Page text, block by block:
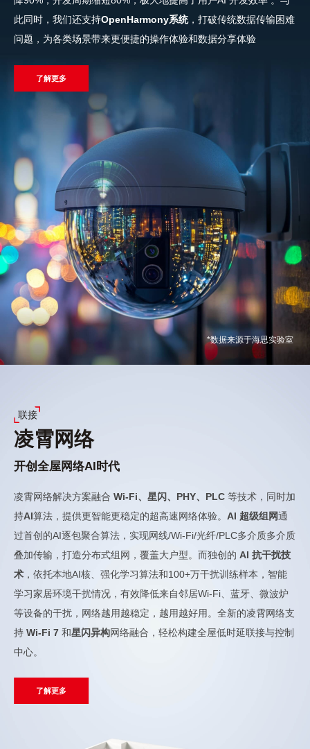
此同时，我们还支持OpenHarmony系统，打破传统数据传输困难
问题，为各类场景带来更便捷的操作体验和数据分享体验
了解更多
*数据来源于海思实验室
联接
凌霄网络
开创全屋网络AI时代
凌霄网络解决方案融合Wi-Fi、星闪、PHY、PLC 等技术，同时加
持AI算法，提供更智能更稳定的超高速网络体验。AI 超级组网通
过首创的AI逐包聚合算法，实现网线/Wi-Fi/光纤/PLC多介质多介质
叠加传输，打造分布式组网，覆盖大户型。而独创的AI 抗干扰技
术 ，依托本地AI核、强化学习算法和100+万干扰训练样本，智能
学习家居环境干扰情况，有效降低来自邻居Wi-Fi、蓝牙、微波炉
等设备的干扰，网络越用越稳定，越用越好用。全新的凌霄网络支
持Wi-Fi 7 和星闪异构网络融合，轻松构建全屋低时延联接与控制
中心。
了解更多